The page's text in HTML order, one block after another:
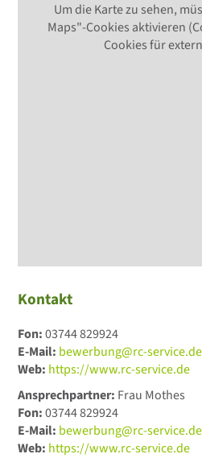
Um die Karte zu sehen,
Maps"-Cookies aktivieren
Cookies für
Kontakt
Fon:03744 829924
E-Mail: bewerbung@rc-service.de
Web: https://www.rc-service.de
Ansprechpartner: Frau Mothes
Fon:03744 829924
E-Mail: bewerbung@rc-service.de
Web: https://www.rc-service.de